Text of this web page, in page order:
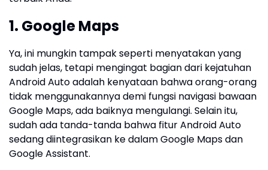
1. Google Maps
Ya, ini mungkin tampak seperti menyatakan yang
sudah jelas, tetapi mengingat bagian dari kejatuhan
Android Auto adalah kenyataan bahwa orang-orang
tidak menggunakannya demi fungsi navigasi bawaan
Google Maps, ada baiknya mengulangi. Selain itu,
sudah ada tanda-tanda bahwa fitur Android Auto
sedang diintegrasikan ke dalam Google Maps dan
Google Assistant.